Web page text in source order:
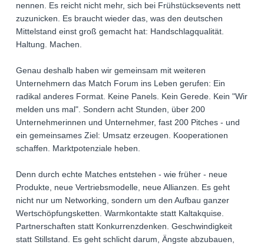
nennen. Es reicht nicht mehr, sich bei Frühstücksevents nett
zuzunicken. Es braucht wieder das, was den deutschen
Mittelstand einst groß gemacht hat: Handschlagqualität.
Haltung. Machen.
Genau deshalb haben wir gemeinsam mit weiteren
Unternehmern das Match Forum ins Leben gerufen: Ein
radikal anderes Format. Keine Panels. Kein Gerede. Kein "Wir
melden uns mal". Sondern acht Stunden, über 200
Unternehmerinnen und Unternehmer, fast 200 Pitches - und
ein gemeinsames Ziel: Umsatz erzeugen. Kooperationen
schaffen. Marktpotenziale heben.
Denn durch echte Matches entstehen - wie früher - neue
Produkte, neue Vertriebsmodelle, neue Allianzen. Es geht
nicht nur um Networking, sondern um den Aufbau ganzer
Wertschöpfungsketten. Warmkontakte statt Kaltakquise.
Partnerschaften statt Konkurrenzdenken. Geschwindigkeit
statt Stillstand. Es geht schlicht darum, Ängste abzubauen,